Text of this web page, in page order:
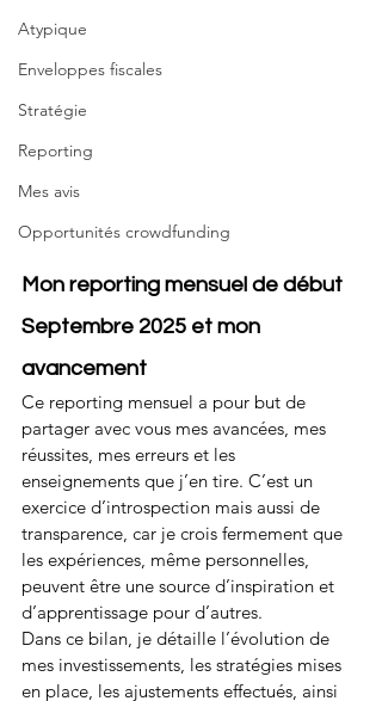
Atypique
Enveloppes fiscales
Stratégie
Reporting
Mes avis
Opportunités crowdfunding
Mon reporting mensuel de début
Septembre 2025 et mon
avancement
Ce reporting mensuel a pour but de
partager avec vous mes avancées, mes
réussites, mes erreurs et les
enseignements que j’en tire. C’est un
exercice d’introspection mais aussi de
transparence, car je crois fermement que
les expériences, même personnelles,
peuvent être une source d’inspiration et
d’apprentissage pour d’autres.
Dans ce bilan, je détaille l’évolution de
mes investissements, les stratégies mises
en place, les ajustements effectués, ainsi